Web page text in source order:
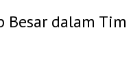
Besar dalam Tim